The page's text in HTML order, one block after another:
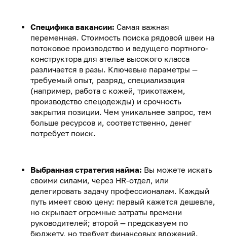
Специфика вакансии: Самая важная
переменная. Стоимость поиска рядовой швеи на
потоковое производство и ведущего портного-
конструктора для ателье высокого класса
различается в разы. Ключевые параметры —
требуемый опыт, разряд, специализация
(например, работа с кожей, трикотажем,
производство спецодежды) и срочность
закрытия позиции. Чем уникальнее запрос, тем
больше ресурсов и, соответственно, денег
потребует поиск.
Выбранная стратегия найма: Вы можете искать
своими силами, через HR-отдел, или
делегировать задачу профессионалам. Каждый
путь имеет свою цену: первый кажется дешевле,
но скрывает огромные затраты времени
руководителей; второй — предсказуем по
бюджету, но требует финансовых вложений.